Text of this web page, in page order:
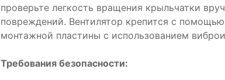
проверьте легкость вращения крыльчатки
повреждений. Вентилятор крепится с
монтажной пластины с использованием
Требования безопасности: